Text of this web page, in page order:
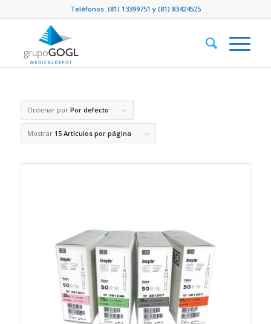
Teléfonos: (81) 13399751 y (81) 83424525
Ordenar por Por defecto
Mostrar 15 Artículos por página